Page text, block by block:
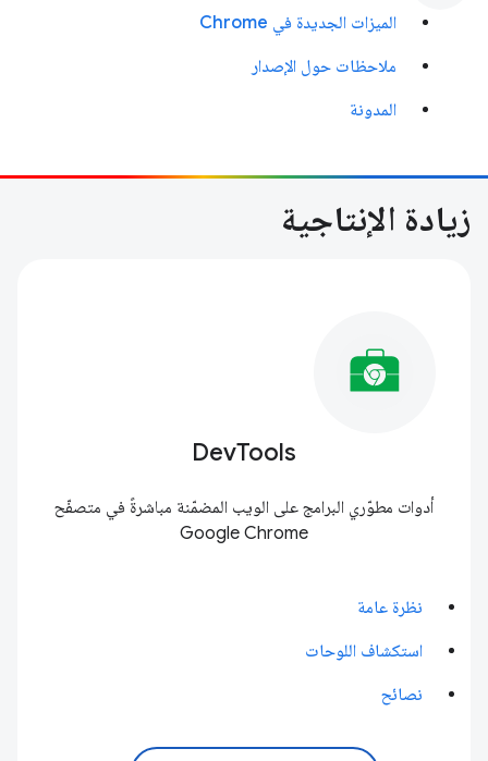
الميزات الجديدة في Chrome
ملاحظات حول الإصدار
المدونة
زيادة الإنتاجية
DevTools
أدوات مطوّري البرامج على الويب المضمّنة مباشرةً في متصفّح
Google Chrome
نظرة عامة
استكشاف اللوحات
نصائح